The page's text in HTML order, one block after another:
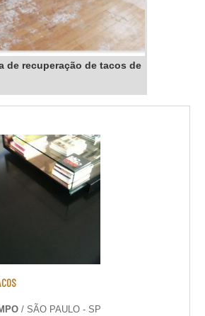
de recuperação de tacos de
/ SÃO PAULO - SP